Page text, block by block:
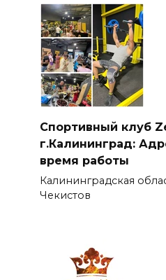
Спортивный клуб
г.Калининград:
время работы
Калининградская
Чекистов